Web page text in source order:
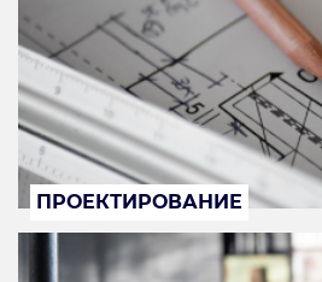
ПРОЕКТИРОВАНИЕ